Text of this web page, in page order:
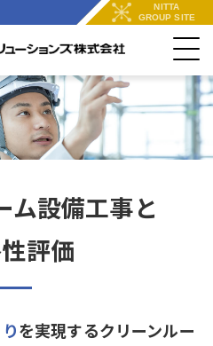
NITTA
GROUP SITE
ム設備工事と
評価
を実現するクリーンルー